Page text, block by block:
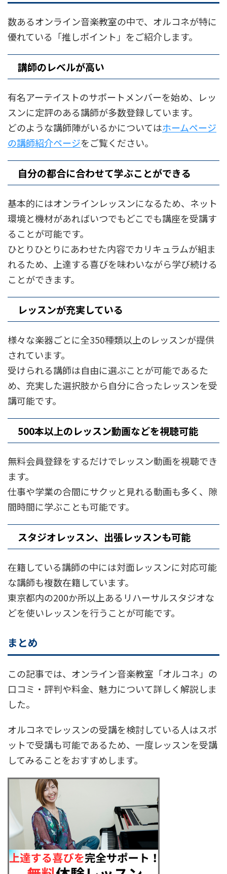
数あるオンライン音楽教室の中で、オルコネが特に
優れている「推しポイント」をご紹介します。
講師のレベルが高い
有名アーテイストのサポートメンバーを始め、レッ
スンに定評のある講師が多数登録しています。
どのような講師陣がいるかについてはホームページ
の講師紹介ページをご覧ください。
自分の都合に合わせて学ぶことができる
基本的にはオンラインレッスンになるため、ネット
環境と機材があればいつでもどこでも講座を受講す
ることが可能です。
ひとりひとりにあわせた内容でカリキュラムが組ま
れるため、上達する喜びを味わいながら学び続ける
ことができます。
レッスンが充実している
様々な楽器ごとに全350種類以上のレッスンが提供
されています。
受けられる講師は自由に選ぶことが可能であるた
め、充実した選択肢から自分に合ったレッスンを受
講可能です。
500本以上のレッスン動画などを視聴可能
無料会員登録をするだけでレッスン動画を視聴でき
ます。
仕事や学業の合間にサクッと見れる動画も多く、隙
間時間に学ぶことも可能です。
スタジオレッスン、出張レッスンも可能
在籍している講師の中には対面レッスンに対応可能
な講師も複数在籍しています。
東京都内の200か所以上あるリハーサルスタジオな
どを使いレッスンを行うことが可能です。
まとめ
この記事では、オンライン音楽教室「オルコネ」の
口コミ・評判や料金、魅力について詳しく解説しま
した。
オルコネでレッスンの受講を検討している人はスポ
ットで受講も可能であるため、一度レッスンを受講
してみることをおすすめします。